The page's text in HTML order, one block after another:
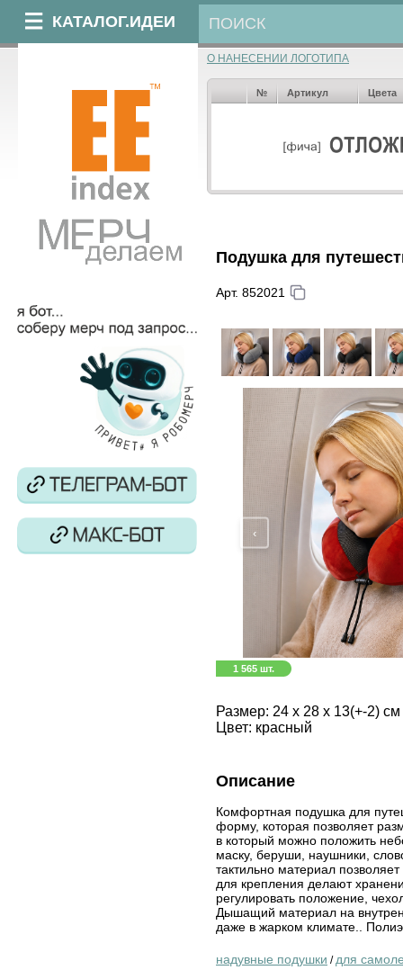
КАТАЛОГ.ИДЕИ
О НАНЕСЕНИИ ЛОГОТИПА
№ Артикул Цвета
Подушка для
Арт. 852021
1 565 шт.
‹
Размер: 24 х 28 х 13(+-2) см
Цвет: красный
Описание
Комфортная подушка для
форму, которая позволяет
в который можно положить
маску, беруши, наушники,
тактильно материал
для крепления делают
регулировать положение,
Дышащий материал на
даже в жарком климате..
надувные подушки /для